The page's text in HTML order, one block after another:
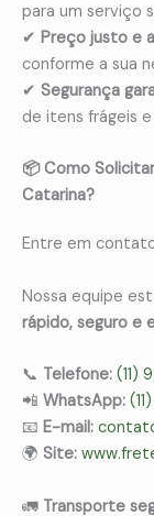
para um serviço
✔ Preço justo e
conforme a sua
✔ Segurança
de itens frágeis
📦 Como
Catarina?
Entre em
Nossa equipe
rápido, seguro e
📞 Telefone: (11)
📲 WhatsApp:
📧 E-mail:
🌍 Site:
🚛 Transporte